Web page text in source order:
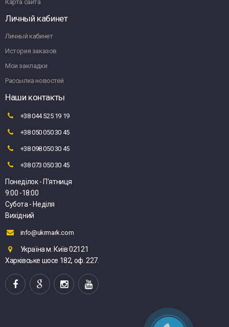
Карта сайта
Личный кабинет
Личный кабинет
История заказов
Мои закладки
Рассылка новостей
Наши контакты
+38 044 525 19 19
+38 050 050 30 45
+38 098 050 30 45
+38 073 050 30 45
Понеділок - П'ятниця
9:00 -18:00
Субота - Неділя
Вихідний
info@ukrmark.com
Україна м. Київ 02121
Харківське шосе 182, оф. 227.